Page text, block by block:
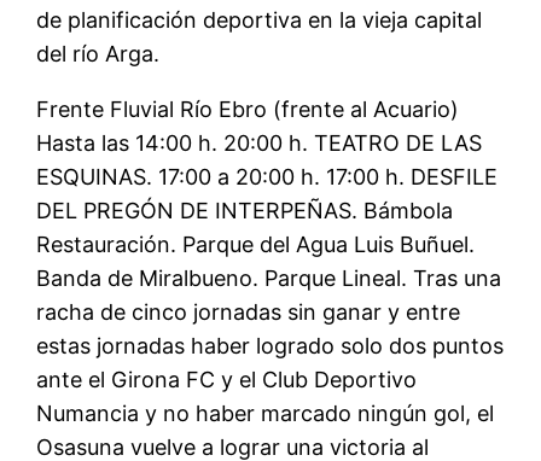
de planificación deportiva en la vieja capital
del río Arga.
Frente Fluvial Río Ebro (frente al Acuario)
Hasta las 14:00 h. 20:00 h. TEATRO DE LAS
ESQUINAS. 17:00 a 20:00 h. 17:00 h. DESFILE
DEL PREGÓN DE INTERPEÑAS. Bámbola
Restauración. Parque del Agua Luis Buñuel.
Banda de Miralbueno. Parque Lineal. Tras una
racha de cinco jornadas sin ganar y entre
estas jornadas haber logrado solo dos puntos
ante el Girona FC y el Club Deportivo
Numancia y no haber marcado ningún gol, el
Osasuna vuelve a lograr una victoria al